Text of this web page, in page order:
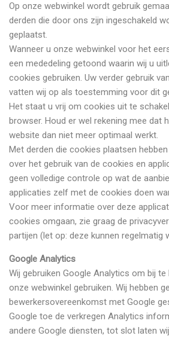
Op onze webwinkel wordt gebruik
derden die door ons zijn ingeschakeld
geplaatst.
Wanneer u onze webwinkel voor het
een mededeling getoond waarin wij u
cookies gebruiken. Uw verder gebruik
vatten wij op als toestemming voor dit
Het staat u vrij om cookies uit te
browser. Houd er wel rekening mee dat
website dan niet meer optimaal werkt.
Met derden die cookies plaatsen
over het gebruik van de cookies en
geen volledige controle op wat de
applicaties zelf met de cookies doen
Voor meer informatie over deze
cookies omgaan, zie graag de
partijen (let op: deze kunnen regelmatig
Google Analytics
Wij gebruiken Google Analytics om bij
onze webwinkel gebruiken. Wij hebben
bewerkersovereenkomst met Google
Google toe de verkregen Analytics
andere Google diensten, tot slot laten